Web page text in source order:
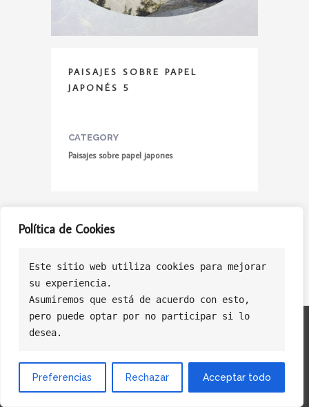
Política de Cookies
Este sitio web utiliza cookies para mejorar
su experiencia.
Asumiremos que está de acuerdo con esto,
pero puede optar por no participar si lo
desea.
Preferencias Rechazar Acceptar todo
PAISAJES SOBRE PAPEL
JAPONÉS 5
CATEGORY
Paisajes sobre papel japones
Politica de Privacidad Politica de Cookies
© Copyright Licasoft Software